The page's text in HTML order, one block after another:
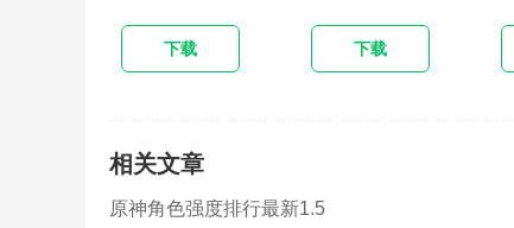
下载
本
下载
相关文章
原神角色强度排行最新1.5